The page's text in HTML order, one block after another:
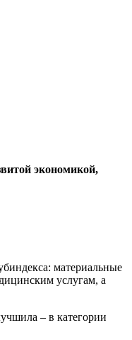
экономикой,
материальные
услугам, а
– в категории